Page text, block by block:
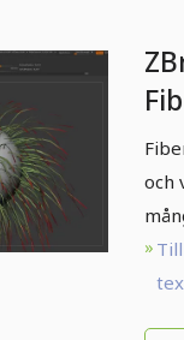
och
Till